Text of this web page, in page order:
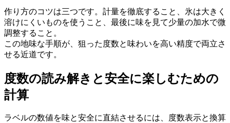
作り方のコツは三つです。計量を徹底すること、氷は大きく
溶けにくいものを使うこと、最後に味を見て少量の加水で微
調整すること。
この地味な手順が、狙った度数と味わいを高い精度で両立さ
せる近道です。
度数の読み解きと安全に楽しむための
計算
ラベルの数値を味と安全に直結させるには、度数表示と換算